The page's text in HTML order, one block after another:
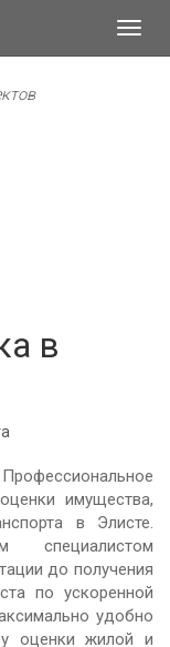
в
имущества,
в Элисте.
специалистом
до получения
по ускоренной
удобно
оценки жилой и